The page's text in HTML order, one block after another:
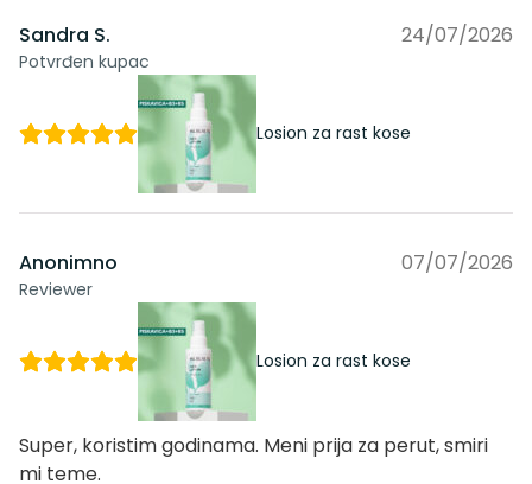
Sandra S.
Potvrđen kupac
24/07/2026
Losion za rast kose
Anonimno
Reviewer
07/07/2026
Losion za rast kose
Super, koristim godinama. Meni prija za perut, smiri
mi teme.